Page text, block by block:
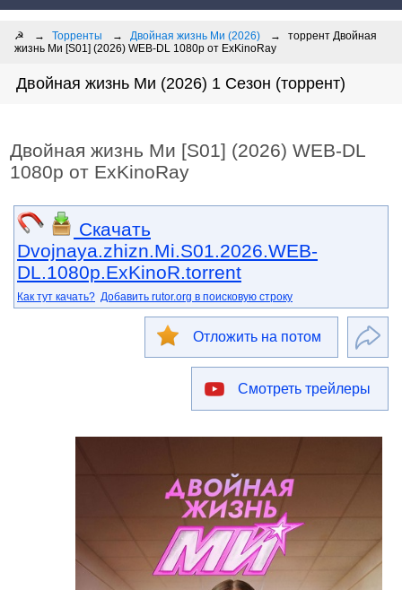
☭ Торренты Двойная жизнь Ми (2026)
торрент Двойная
жизнь Ми [S01] (2026) WEB-DL 1080p от ExKinoRay
Двойная жизнь Ми (2026) 1 Сезон (торрент)
Двойная жизнь Ми [S01] (2026) WEB-DL
1080p от ExKinoRay
Скачать
Dvojnaya.zhizn.Mi.S01.2026.WEB-
DL.1080p.ExKinoR.torrent
Как тут качать? Добавить rutor.org в поисковую строку
Отложить на потом
Смотреть трейлеры